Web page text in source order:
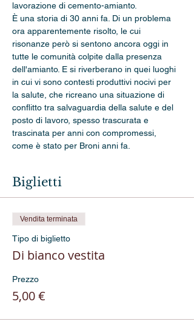
lavorazione di cemento-amianto.
È una storia di 30 anni fa. Di un problema
ora apparentemente risolto, le cui
risonanze però si sentono ancora oggi in
tutte le comunità colpite dalla presenza
dell'amianto. E si riverberano in quei luoghi
in cui vi sono contesti produttivi nocivi per
la salute, che ricreano una situazione di
conflitto tra salvaguardia della salute e del
posto di lavoro, spesso trascurata e
trascinata per anni con compromessi,
come è stato per Broni anni fa.
Biglietti
Vendita terminata
Tipo di biglietto
Di bianco vestita
Prezzo
5,00 €